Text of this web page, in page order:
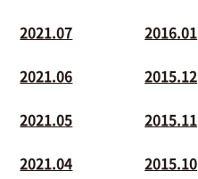
2021.07
2021.06
2021.05
2021.04
2016.01
2015.12
2015.11
2015.10